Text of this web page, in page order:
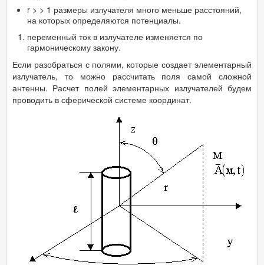
r > > 1 размеры излучателя много меньше расстояний,
на которых определяются потенциалы.
переменный ток в излучателе изменяется по
гармоническому закону.
Если разобраться с полями, которые создает элементарный
излучатель, то можно рассчитать поля самой сложной
антенны. Расчет полей элементарных излучателей будем
проводить в сферической системе координат.